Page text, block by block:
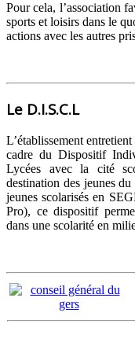
Pour cela, l’association
sports et loisirs dans le
actions avec les autres
Le D.I.S.C.L
L’établissement
cadre du Dispositif
Lycées avec la cité
destination des jeunes
jeunes scolarisés en
Pro), ce dispositif
dans une scolarité en